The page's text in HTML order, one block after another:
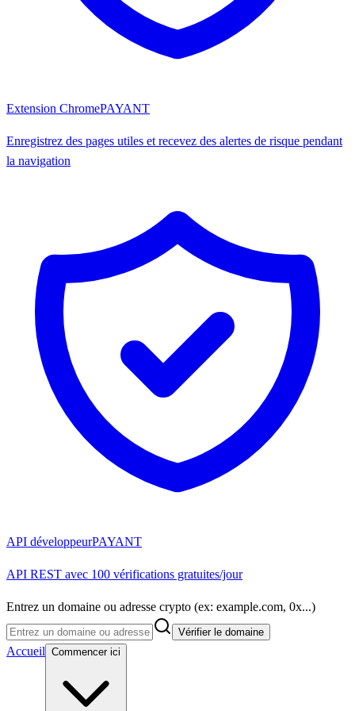
Extension ChromePAYANT
Enregistrez des pages utiles et recevez des alertes de risque pendant
la navigation
API développeurPAYANT
API REST avec 100 vérifications gratuites/jour
Entrez un domaine ou adresse crypto (ex: example.com, 0x...)
Vérifier le domaine
Accueil Commencer ici